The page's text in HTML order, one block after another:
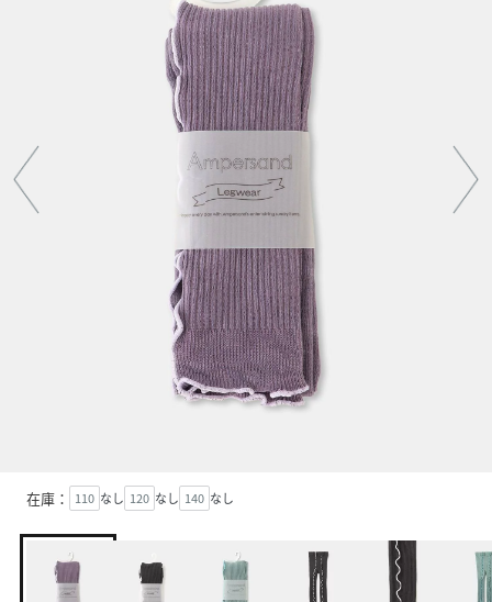
在庫： 110 なし 120 なし 140 なし